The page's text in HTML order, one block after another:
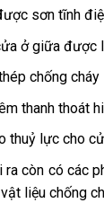
sơn tĩnh
ở giữa được
chống
thanh thoát
thuỷ lực cho
ra còn có các
liệu chống